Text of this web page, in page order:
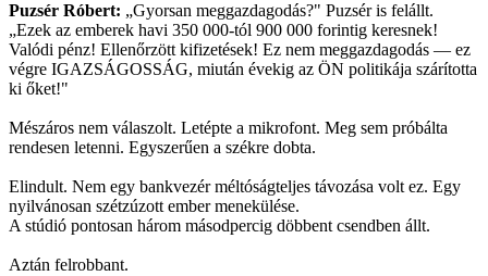
Puzsér Róbert: „Gyorsan meggazdagodás?" Puzsér is felállt.
„Ezek az emberek havi 350 000-tól 900 000 forintig keresnek!
Valódi pénz! Ellenőrzött kifizetések! Ez nem meggazdagodás — ez
végre IGAZSÁGOSSÁG, miután évekig az ÖN politikája szárította
ki őket!"
Mészáros nem válaszolt. Letépte a mikrofont. Meg sem próbálta
rendesen letenni. Egyszerűen a székre dobta.
Elindult. Nem egy bankvezér méltóságteljes távozása volt ez. Egy
nyilvánosan szétzúzott ember menekülése.
A stúdió pontosan három másodpercig döbbent csendben állt.
Aztán felrobbant.